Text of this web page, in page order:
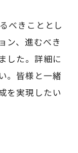
べきこととし
ン、進むべき
した。詳細に
。皆様と一緒
を実現したい